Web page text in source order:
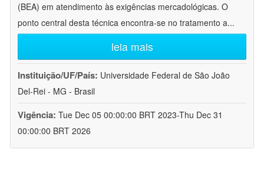
(BEA) em atendimento às exigências mercadológicas. O
ponto central desta técnica encontra-se no tratamento a...
leia mais
Instituição/UF/País: Universidade Federal de São João
Del-Rei - MG - Brasil
Vigência: Tue Dec 05 00:00:00 BRT 2023-Thu Dec 31
00:00:00 BRT 2026